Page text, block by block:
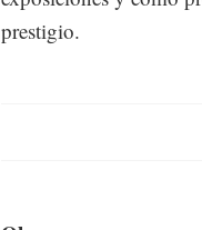
prestigio.